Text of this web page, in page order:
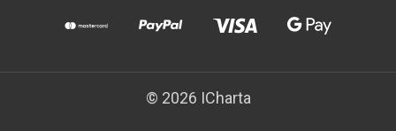
© 2026 ICharta